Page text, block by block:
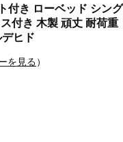
付き ローベッド シング
付き 木製 頑丈 耐荷重
ヒド
を見る）